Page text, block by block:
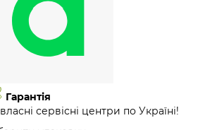
Гарантія
сервісні центри по Україні!